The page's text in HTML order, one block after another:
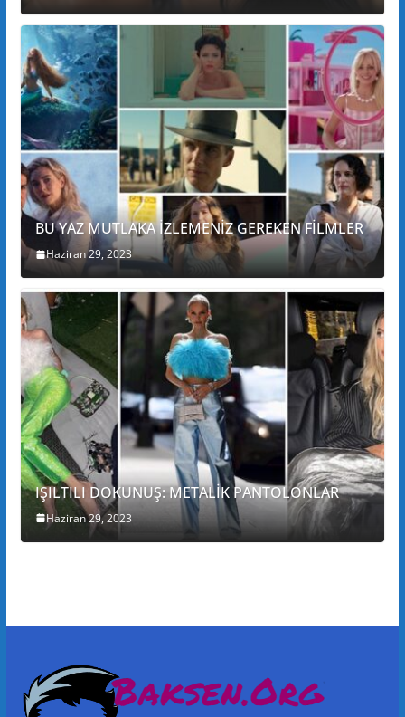
BU YAZ MUTLAKA İZLEMENİZ GEREKEN FİLMLER
Haziran 29, 2023
IŞILTILI DOKUNUŞ: METALİK PANTOLONLAR
Haziran 29, 2023